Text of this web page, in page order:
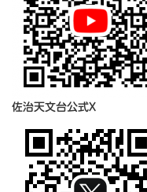
佐治天文台公式X